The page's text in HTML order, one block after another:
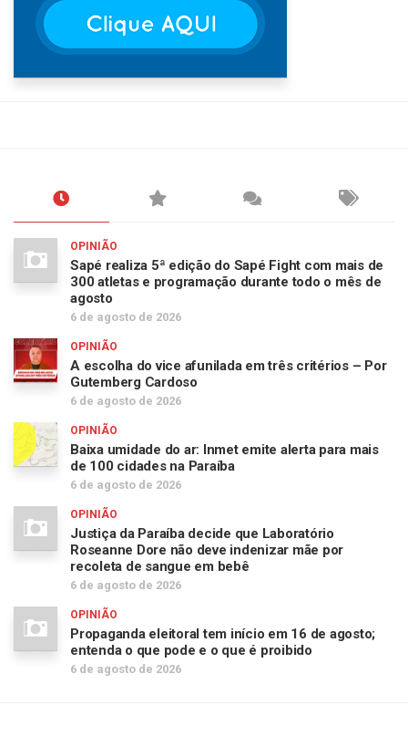
OPINIÃO
Sapé realiza 5ª edição do Sapé Fight com mais de
300 atletas e programação durante todo o mês de
agosto
6 de agosto de 2026
OPINIÃO
A escolha do vice afunilada em três critérios – Por
Gutemberg Cardoso
6 de agosto de 2026
OPINIÃO
Baixa umidade do ar: Inmet emite alerta para mais
de 100 cidades na Paraíba
6 de agosto de 2026
OPINIÃO
Justiça da Paraíba decide que Laboratório
Roseanne Dore não deve indenizar mãe por
recoleta de sangue em bebê
6 de agosto de 2026
OPINIÃO
Propaganda eleitoral tem início em 16 de agosto;
entenda o que pode e o que é proibido
6 de agosto de 2026